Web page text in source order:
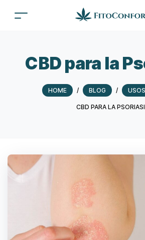
CBD para la
HOME / BLOG /
CBD PARA LA